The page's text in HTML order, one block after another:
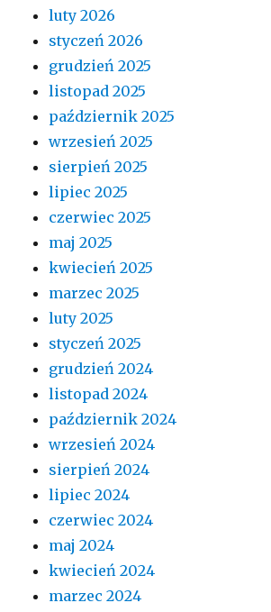
luty 2026
styczeń 2026
grudzień 2025
listopad 2025
październik 2025
wrzesień 2025
sierpień 2025
lipiec 2025
czerwiec 2025
maj 2025
kwiecień 2025
marzec 2025
luty 2025
styczeń 2025
grudzień 2024
listopad 2024
październik 2024
wrzesień 2024
sierpień 2024
lipiec 2024
czerwiec 2024
maj 2024
kwiecień 2024
marzec 2024